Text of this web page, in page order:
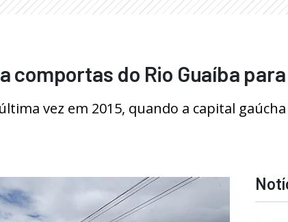
comportas do Rio Guaíba
vez em 2015, quando a capital